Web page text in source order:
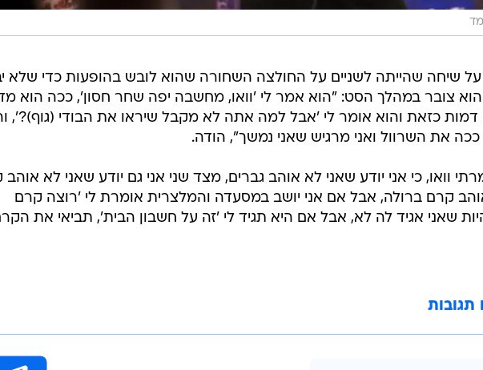
על שיחה שהייתה לשניים על החולצה השחורה שהוא לובש בהופעות כדי שלא
שהוא צובר במהלך הסט: "הוא אמר לי 'וואו, מחשבה יפה שחר חסון', ככה הוא
דמות כזאת והוא אומר לי 'אבל למה אתה לא מקבל שיראו את הבודי (גוף)?',
את השרוול ואני מרגיש שאני נמשך", הודה.
וואו, כי אני יודע שאני לא אוהב גברים, מצד שני אני גם יודע שאני לא
קרם ברולה, אבל אם אני יושב במסעדה והמלצרית אומרת לי 'רוצה קרם
שאני אגיד לה לא, אבל אם היא תגיד לי 'זה על חשבון הבית', תביאי את